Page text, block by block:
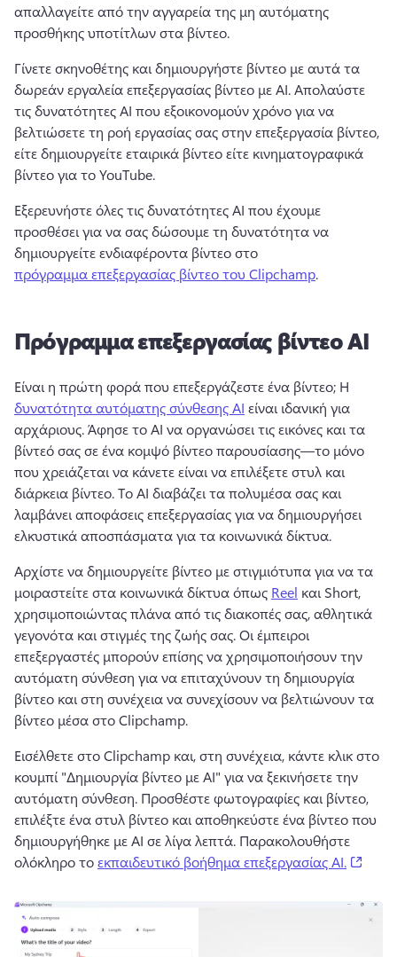
απαλλαγείτε από την αγγαρεία της μη αυτόματης
προσθήκης υποτίτλων στα βίντεο.
Γίνετε σκηνοθέτης και δημιουργήστε βίντεο με αυτά τα
δωρεάν εργαλεία επεξεργασίας βίντεο με AI. Απολαύστε
τις δυνατότητες AI που εξοικονομούν χρόνο για να
βελτιώσετε τη ροή εργασίας σας στην επεξεργασία βίντεο,
είτε δημιουργείτε εταιρικά βίντεο είτε κινηματογραφικά
βίντεο για το YouTube.
Εξερευνήστε όλες τις δυνατότητες AI που έχουμε
προσθέσει για να σας δώσουμε τη δυνατότητα να
δημιουργείτε ενδιαφέροντα βίντεο στο
πρόγραμμα επεξεργασίας βίντεο του Clipchamp.
Πρόγραμμα επεξεργασίας βίντεο AI
Είναι η πρώτη φορά που επεξεργάζεστε ένα βίντεο; Η
δυνατότητα αυτόματης σύνθεσης AI είναι ιδανική για
αρχάριους. Άφησε το AI να οργανώσει τις εικόνες και τα
βίντεό σας σε ένα κομψό βίντεο παρουσίασης—το μόνο
που χρειάζεται να κάνετε είναι να επιλέξετε στυλ και
διάρκεια βίντεο. Το AI διαβάζει τα πολυμέσα σας και
λαμβάνει αποφάσεις επεξεργασίας για να δημιουργήσει
ελκυστικά αποσπάσματα για τα κοινωνικά δίκτυα.
Αρχίστε να δημιουργείτε βίντεο με στιγμιότυπα για να τα
μοιραστείτε στα κοινωνικά δίκτυα όπως Reel και Short,
χρησιμοποιώντας πλάνα από τις διακοπές σας, αθλητικά
γεγονότα και στιγμές της ζωής σας. Οι έμπειροι
επεξεργαστές μπορούν επίσης να χρησιμοποιήσουν την
αυτόματη σύνθεση για να επιταχύνουν τη δημιουργία
βίντεο και στη συνέχεια να συνεχίσουν να βελτιώνουν τα
βίντεο μέσα στο Clipchamp.
Εισέλθετε στο Clipchamp και, στη συνέχεια, κάντε κλικ στο
κουμπί "Δημιουργία βίντεο με AI" για να ξεκινήσετε την
αυτόματη σύνθεση. Προσθέστε φωτογραφίες και βίντεο,
επιλέξτε ένα στυλ βίντεο και αποθηκεύστε ένα βίντεο που
δημιουργήθηκε με AI σε λίγα λεπτά. Παρακολουθήστε
ολόκληρο το εκπαιδευτικό βοήθημα επεξεργασίας AI.